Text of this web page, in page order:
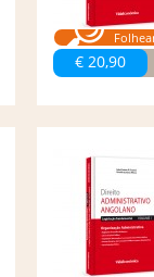
€ 20,90